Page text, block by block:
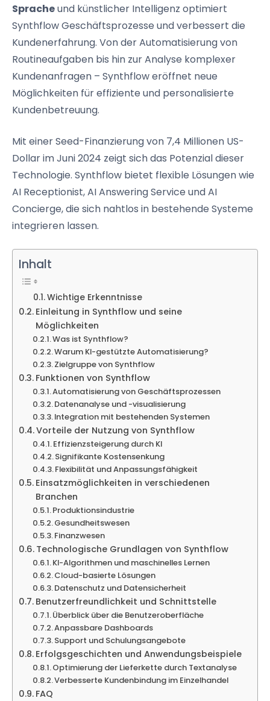
Spracheund künstlicher Intelligenz optimiert
Synthflow Geschäftsprozesse und verbessert die
Kundenerfahrung. Von der Automatisierung von
Routineaufgaben bis hin zur Analyse komplexer
Kundenanfragen – Synthflow eröffnet neue
Möglichkeiten für effiziente und personalisierte
Kundenbetreuung.
Mit einer Seed-Finanzierung von 7,4 Millionen US-
Dollar im Juni 2024 zeigt sich das Potenzial dieser
Technologie. Synthflow bietet flexible Lösungen wie
AI Receptionist, AI Answering Service und AI
Concierge, die sich nahtlos in bestehende Systeme
integrieren lassen.
Inhalt
Wichtige Erkenntnisse
Einleitung in Synthflow und seine
Möglichkeiten
Was ist Synthflow?
Warum KI-gestützte Automatisierung?
Zielgruppe von Synthflow
Funktionen von Synthflow
Automatisierung von Geschäftsprozessen
Datenanalyse und -visualisierung
Integration mit bestehenden Systemen
Vorteile der Nutzung von Synthflow
Effizienzsteigerung durch KI
Signifikante Kostensenkung
Flexibilität und Anpassungsfähigkeit
Einsatzmöglichkeiten in verschiedenen
Branchen
Produktionsindustrie
Gesundheitswesen
Finanzwesen
Technologische Grundlagen von Synthflow
KI-Algorithmen und maschinelles Lernen
Cloud-basierte Lösungen
Datenschutz und Datensicherheit
Benutzerfreundlichkeit und Schnittstelle
Überblick über die Benutzeroberfläche
Anpassbare Dashboards
Support und Schulungsangebote
Erfolgsgeschichten und Anwendungsbeispiele
Optimierung der Lieferkette durch Textanalyse
Verbesserte Kundenbindung im Einzelhandel
FAQ